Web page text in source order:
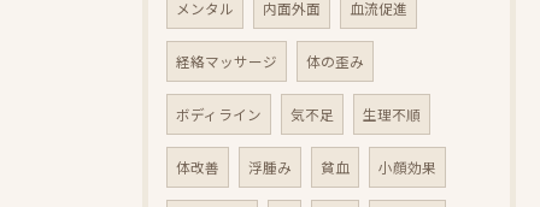
メンタル 内面外面 血流促進
経絡マッサージ 体の歪み
ボディライン 気不足 生理不順
体改善 浮腫み 貧血 小顔効果